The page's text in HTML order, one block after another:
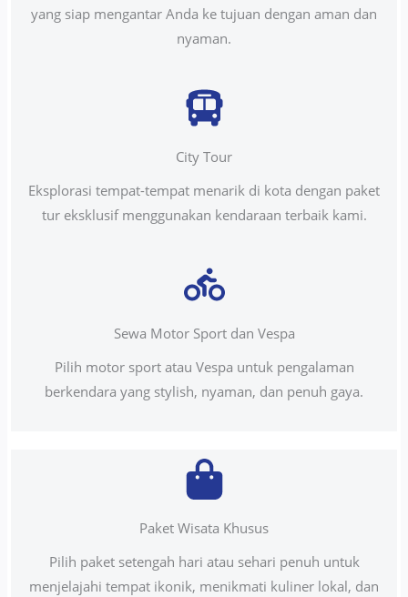
yang siap mengantar Anda ke tujuan dengan aman dan
nyaman.
City Tour
Eksplorasi tempat-tempat menarik di kota dengan paket
tur eksklusif menggunakan kendaraan terbaik kami.
Sewa Motor Sport dan Vespa
Pilih motor sport atau Vespa untuk pengalaman
berkendara yang stylish, nyaman, dan penuh gaya.
Paket Wisata Khusus
Pilih paket setengah hari atau sehari penuh untuk
menjelajahi tempat ikonik, menikmati kuliner lokal, dan